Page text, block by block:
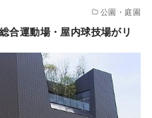
公園・庭園
合運動場・屋内球技場がリ